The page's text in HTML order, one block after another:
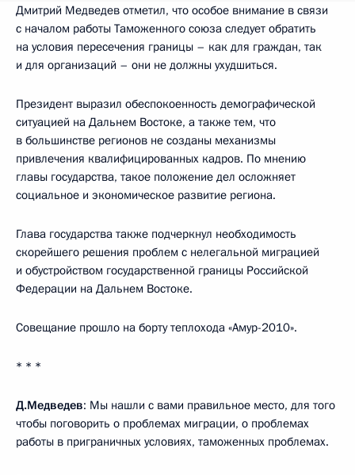
Дмитрий Медведев отметил, что особое внимание в связи
с началом работы Таможенного союза следует обратить
на условия пересечения границы – как для граждан, так
и для организаций – они не должны ухудшиться.
Президент выразил обеспокоенность демографической
ситуацией на Дальнем Востоке, а также тем, что
в большинстве регионов не созданы механизмы
привлечения квалифицированных кадров. По мнению
главы государства, такое положение дел осложняет
социальное и экономическое развитие региона.
Глава государства также подчеркнул необходимость
скорейшего решения проблем с нелегальной миграцией
и обустройством государственной границы Российской
Федерации на Дальнем Востоке.
Совещание прошло на борту теплохода «Амур-2010».
* * *
Д.Медведев: Мы нашли с вами правильное место, для того
чтобы поговорить о проблемах миграции, о проблемах
работы в приграничных условиях, таможенных проблемах.